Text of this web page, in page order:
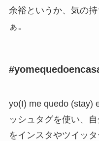
余裕というか、気の
ぁ。
yo(I) me quedo (stay)
ッシュタグを使い、
をインスタやツイッ